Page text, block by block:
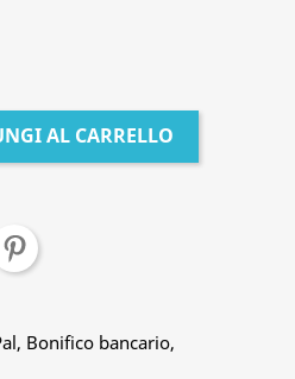
AL CARRELLO
Bonifico bancario,